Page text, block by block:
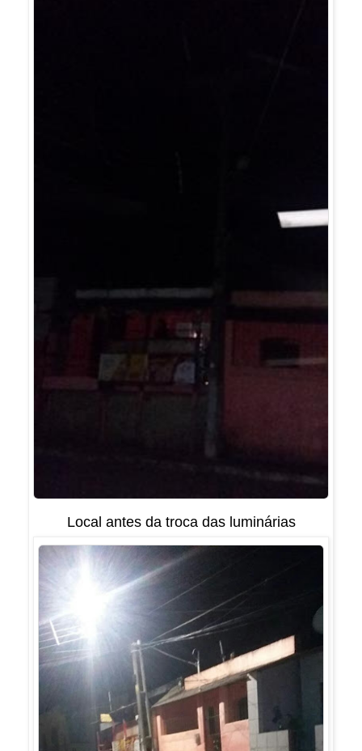
Local antes da troca das luminárias